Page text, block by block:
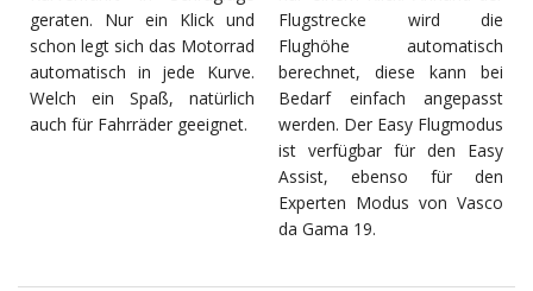
geraten. Nur ein Klick und
schon legt sich das Motorrad
automatisch in jede Kurve.
Welch ein Spaß, natürlich
auch für Fahrräder geeignet.
Flugstrecke wird die
Flughöhe automatisch
berechnet, diese kann bei
Bedarf einfach angepasst
werden. Der Easy Flugmodus
ist verfügbar für den Easy
Assist, ebenso für den
Experten Modus von Vasco
da Gama 19.